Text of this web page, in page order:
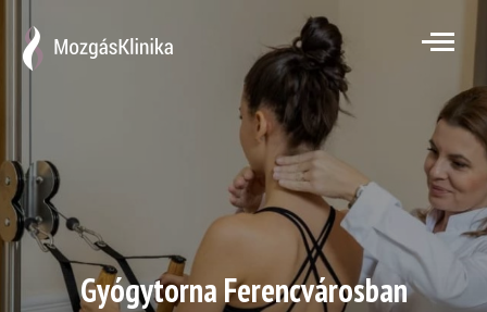
Gyógytorna Ferencvárosban
Feliratkozok